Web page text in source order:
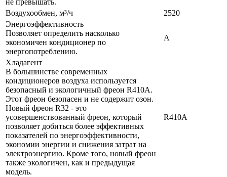
не превышать.
Воздухообмен, м³/ч
2520
Энергоэффективность
Позволяет определить насколько
экономичен кондиционер по
энергопотреблению.
A
Хладагент
В большинстве современных
кондиционеров воздуха используется
безопасный и экологичный фреон R410A.
Этот фреон безопасен и не содержит озон.
Новый фреон R32 - это
усовершенствованный фреон, который
позволяет добиться более эффективных
показателей по энергоэффективности,
экономии энергии и снижения затрат на
электроэнергию. Кроме того, новый фреон
также экологичен, как и предыдущая
модель.
R410A